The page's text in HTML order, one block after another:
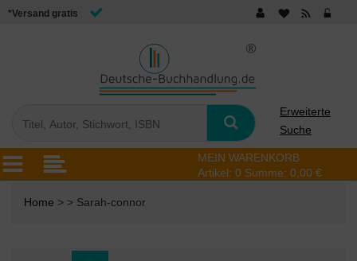
*Versand gratis
Erweiterte
Suche
MEIN WARENKORB
Artikel: 0 Summe: 0,00 €
Home > > Sarah-connor